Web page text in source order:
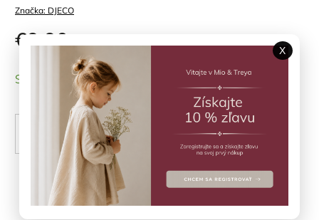
Značka: DJECO
€9,90
SKLADOM (1 ks)
PRIDAŤ DO KOŠÍKA
Opýtať sa
X